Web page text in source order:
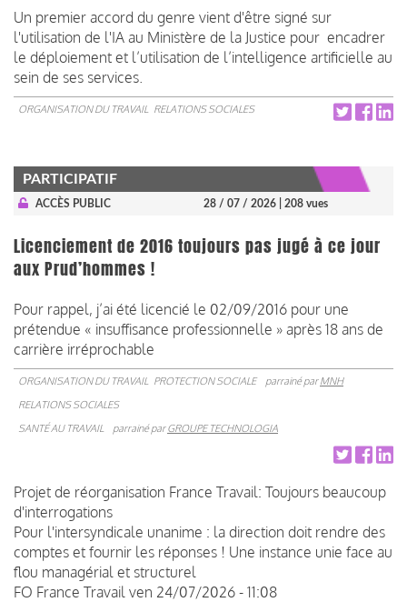
Un premier accord du genre vient d'être signé sur
l'utilisation de l'IA au Ministère de la Justice pour encadrer
le déploiement et l’utilisation de l’intelligence artificielle au
sein de ses services.
ORGANISATION DU TRAVAIL RELATIONS SOCIALES
PARTICIPATIF
ACCÈS PUBLIC 28 / 07 / 2026 | 208 vues
Licenciement de 2016 toujours pas jugé à ce jour
aux Prud’hommes !
Pour rappel, j’ai été licencié le 02/09/2016 pour une
prétendue « insuffisance professionnelle » après 18 ans de
carrière irréprochable
ORGANISATION DU TRAVAIL PROTECTION SOCIALE parrainé parMNH
RELATIONS SOCIALES
SANTÉ AU TRAVAIL
parrainé parGROUPE TECHNOLOGIA
Projet de réorganisation France Travail: Toujours beaucoup
d'interrogations
Pour l'intersyndicale unanime : la direction doit rendre des
comptes et fournir les réponses ! Une instance unie face au
flou managérial et structurel
FO France Travail ven 24/07/2026 - 11:08